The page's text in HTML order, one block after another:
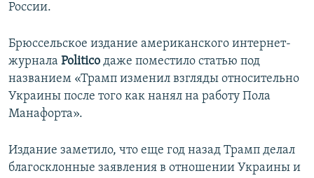
России.
Брюссельское издание американского интернет-
журнала Politico даже поместило статью под
названием «Трамп изменил взгляды относительно
Украины после того как нанял на работу Пола
Манафорта».
Издание заметило, что еще год назад Трамп делал
благосклонные заявления в отношении Украины и